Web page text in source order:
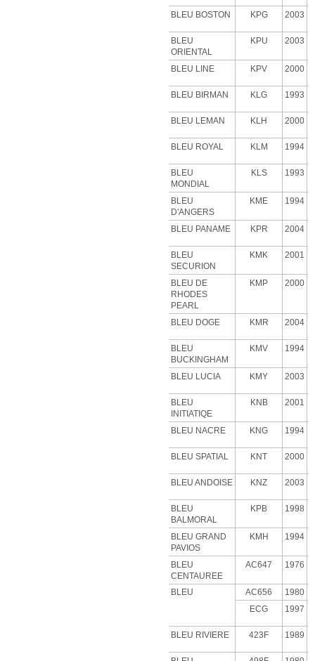
BLEU BOSTON KPG 2003
BLEU
ORIENTAL
KPU 2003
BLEU LINE KPV 2000
BLEU BIRMAN KLG 1993
BLEU LEMAN KLH 2000
BLEU ROYAL KLM 1994
BLEU
MONDIAL
KLS 1993
BLEU
D'ANGERS
KME 1994
BLEU PANAME KPR 2004
BLEU
SECURION
KMK 2001
BLEU DE
RHODES
PEARL
KMP 2000
BLEU DOGE KMR 2004
BLEU
BUCKINGHAM
KMV 1994
BLEU LUCIA KMY 2003
BLEU
INITIATIQE
KNB 2001
BLEU NACRE KNG 1994
BLEU SPATIAL KNT 2000
BLEU ANDOISE KNZ 2003
BLEU
BALMORAL
KPB 1998
BLEU GRAND
PAVIOS
KMH 1994
BLEU
CENTAUREE
AC647 1976
BLEU AC656 1980
ECG
1997
BLEU RIVIERE 423F 1989